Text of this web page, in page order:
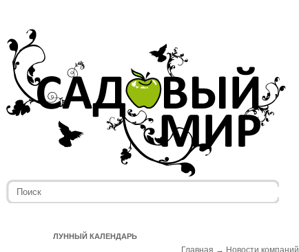
ЛУННЫЙ КАЛЕНДАРЬ
Главная → Новости компаний